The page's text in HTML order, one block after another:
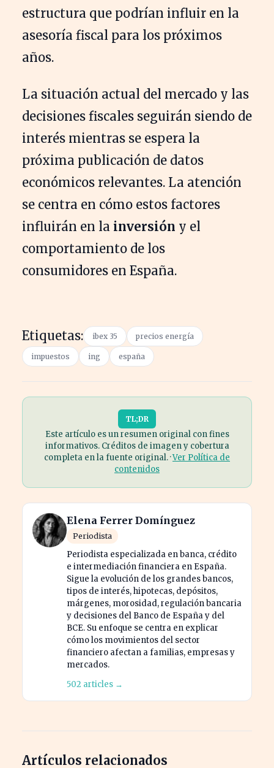
estructura que podrían influir en la
asesoría fiscal para los próximos
años.
La situación actual del mercado y las
decisiones fiscales seguirán siendo de
interés mientras se espera la
próxima publicación de datos
económicos relevantes. La atención
se centra en cómo estos factores
influirán en la inversión y el
comportamiento de los
consumidores en España.
Etiquetas: ibex 35 precios energía
impuestos ing españa
TL;DR
Este artículo es un resumen original con fines
informativos. Créditos de imagen y cobertura
completa en la fuente original. ·Ver Política de
contenidos
Elena Ferrer Domínguez
Periodista
Periodista especializada en banca, crédito
e intermediación financiera en España.
Sigue la evolución de los grandes bancos,
tipos de interés, hipotecas, depósitos,
márgenes, morosidad, regulación bancaria
y decisiones del Banco de España y del
BCE. Su enfoque se centra en explicar
cómo los movimientos del sector
financiero afectan a familias, empresas y
mercados.
502 articles →
Artículos relacionados